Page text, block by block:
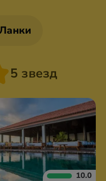
5 звезд
10.0